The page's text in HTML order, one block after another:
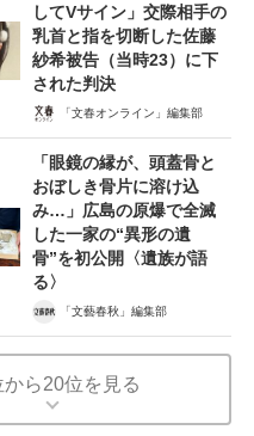
してVサイン」交際相手の
乳首と指を切断した佐藤
紗希被告（当時23）に下
された判決
「文春オンライン」編集部
「眼鏡の縁が、頭蓋骨と
おぼしき骨片に溶け込
み…」広島の原爆で全滅
した一家の“異形の遺
骨”を初公開〈遺族が語
る〉
「文藝春秋」編集部
から20位を見る